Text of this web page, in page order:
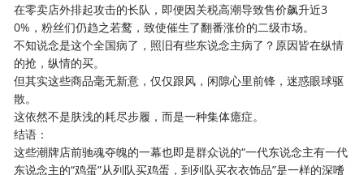
在零卖店外排起攻击的长队，即便因关税高潮导致售价飙升近3
0%，粉丝们仍趋之若鹜，致使催生了翻番涨价的二级市场。
不知说念是这个全国病了，照旧有些东说念主病了？原因皆在纵情
的抢，纵情的买。
但其实这些商品毫无新意，仅仅跟风，闲隙心里前锋，迷惑眼球驱
散。
这依然不是肤浅的耗尽步履，而是一种集体癔症。
结语：
这些潮牌店前驰魂夺魄的一幕也即是群众说的“一代东说念主有一代
东说念主的“鸡蛋”从列队买鸡蛋，到列队买衣衣饰品”是一样的深嗜